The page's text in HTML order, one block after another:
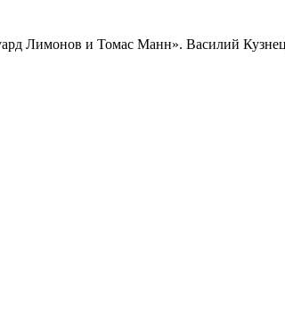
Лимонов и Томас Манн». Василий